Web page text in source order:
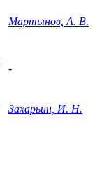
Мартынов, А. В.
-
Захарьин, И. Н.